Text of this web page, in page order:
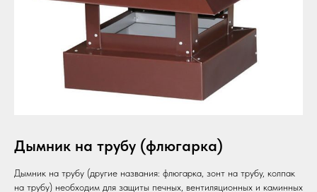
Дымник на трубу (флюгарка)
Дымник на трубу (другие названия: флюгарка, зонт на трубу, колпак
на трубу) необходим для защиты печных, вентиляционных и каминных